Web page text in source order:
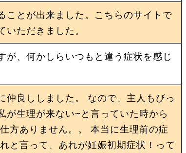
ことが出来ました。こちらのサイトで
ただきました。
、何かしらいつもと違う症状を感じ
仲良ししました。 なので、主人もびっ
が生理が来ない~と言っていた時から
方ありません。。 本当に生理前の症
と言って、あれが妊娠初期症状！って